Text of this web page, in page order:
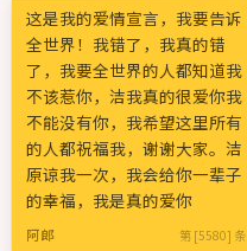
这是我的爱情宣言，我要告诉
全世界！我错了，我真的错
了，我要全世界的人都知道我
不该惹你，洁我真的很爱你我
不能没有你，我希望这里所有
的人都祝福我，谢谢大家。洁
原谅我一次，我会给你一辈子
的幸福，我是真的爱你
阿郎 第 [5580] 条